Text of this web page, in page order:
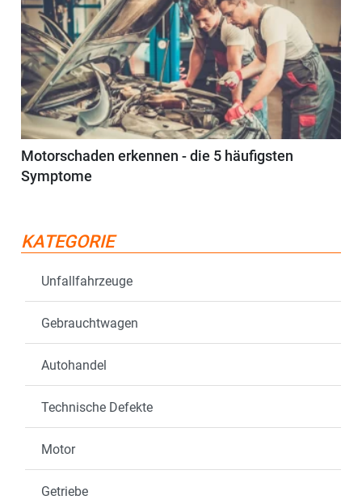
Motorschaden erkennen - die 5 häufigsten
Symptome
KATEGORIE
Unfallfahrzeuge
Gebrauchtwagen
Autohandel
Technische Defekte
Motor
Getriebe